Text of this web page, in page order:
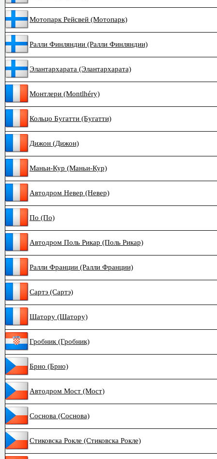
Мотопарк Рейсвей (Мотопарк)
Ралли Финляндии (Ралли Финляндии)
Элантархарата (Элантархарата)
Монтлери (Montlhéry)
Кольцо Бугатти (Бугатти)
Дижон (Дижон)
Маньи-Кур (Маньи-Кур)
Автодром Невер (Невер)
По (По)
Автодром Поль Рикар (Поль Рикар)
Ралли Франции (Ралли Франции)
Сартэ (Сартэ)
Шатору (Шатору)
Гробник (Гробник)
Брно (Брно)
Автодром Мост (Мост)
Соснова (Соснова)
Стиковска Рокле (Стиковска Рокле)